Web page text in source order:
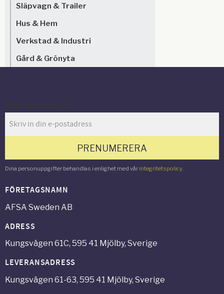
Släpvagn & Trailer
Hus & Hem
Verkstad & Industri
Gård & Grönyta
PRENUMERERA
Dina personuppgifter behandlas i enlighet med vår integritetspolicy.
FÖRETAGSNAMN
AFSA Sweden AB
ADRESS
Kungsvägen 61C, 595 41 Mjölby, Sverige
LEVERANSADRESS
Kungsvägen 61-63, 595 41 Mjölby, Sverige